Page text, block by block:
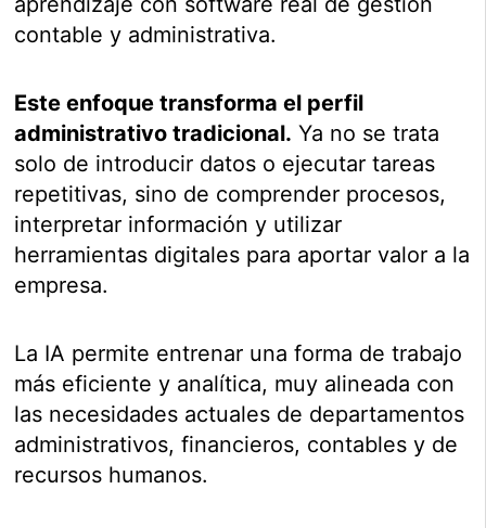
contable y administrativa.
Este enfoque transforma el perfil
administrativo tradicional. Ya no se trata
solo de introducir datos o ejecutar tareas
repetitivas, sino de comprender procesos,
interpretar información y utilizar
herramientas digitales para aportar valor a la
empresa.
La IA permite entrenar una forma de trabajo
más eficiente y analítica, muy alineada con
las necesidades actuales de departamentos
administrativos, financieros, contables y de
recursos humanos.